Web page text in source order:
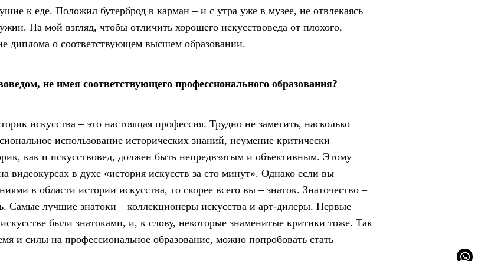
к еде. Положил бутерброд в карман – и с утра уже в музее, не отвлекаясь
На мой взгляд, чтобы отличить хорошего искусствоведа от плохого,
диплома о соответствующем высшем образовании.
не имея соответствующего профессионального образования?
искусства – это настоящая профессия. Трудно не заметить, насколько
использование исторических знаний, неумение критически
как и искусствовед, должен быть непредвзятым и объективным. Этому
видеокурсах в духе «история искусств за сто минут». Однако если вы
в области истории искусства, то скорее всего вы – знаток. Знаточество –
Самые лучшие знатоки – коллекционеры искусства и арт-дилеры. Первые
были знатоками, и, к слову, некоторые знаменитые критики тоже. Так
и силы на профессиональное образование, можно попробовать стать